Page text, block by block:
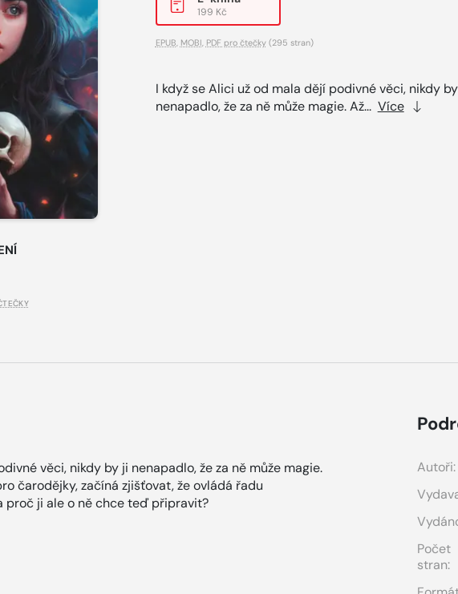
199 Kč
EPUB MOBI PDF pro čtečky(295 stran)
I když se Alici už od mala dějí podivné věci, nikdy
nenapadlo, že za ně může magie. Až... Více
věci, nikdy by ji nenapadlo, že za ně může magie.
čarodějky, začíná zjišťovat, že ovládá řadu
proč ji ale o ně chce teď připravit?
Autoři:
Počet
stran: